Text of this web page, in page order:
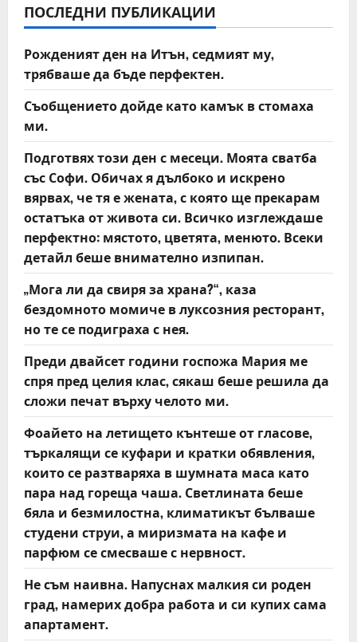
a
v
i
g
a
t
i
o
n
ПОСЛЕДНИ ПУБЛИКАЦИИ
Рожденият ден на Итън, седмият му,
трябваше да бъде перфектен.
Съобщението дойде като камък в стомаха
ми.
Подготвях този ден с месеци. Моята сватба
със Софи. Обичах я дълбоко и искрено
вярвах, че тя е жената, с която ще прекарам
остатъка от живота си. Всичко изглеждаше
перфектно: мястото, цветята, менюто. Всеки
детайл беше внимателно изпипан.
„Мога ли да свиря за храна?“, каза
бездомното момиче в луксозния ресторант,
но те се подиграха с нея.
Преди двайсет години госпожа Мария ме
спря пред целия клас, сякаш беше решила да
сложи печат върху челото ми.
Фоайето на летището кънтеше от гласове,
търкалящи се куфари и кратки обявления,
които се разтваряха в шумната маса като
пара над гореща чаша. Светлината беше
бяла и безмилостна, климатикът бълваше
студени струи, а миризмата на кафе и
парфюм се смесваше с нервност.
Не съм наивна. Напуснах малкия си роден
град, намерих добра работа и си купих сама
апартамент.